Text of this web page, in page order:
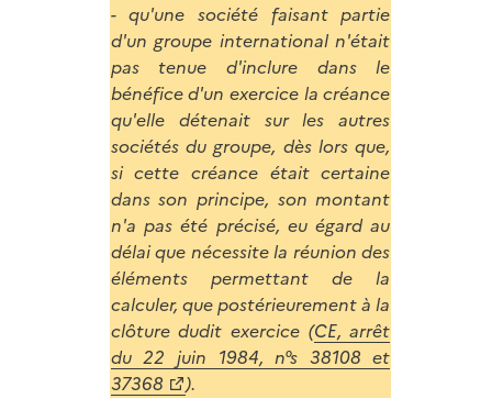
- qu'une société faisant partie
d'un groupe international n'était
pas tenue d'inclure dans le
bénéfice d'un exercice la créance
qu'elle détenait sur les autres
sociétés du groupe, dès lors que,
si cette créance était certaine
dans son principe, son montant
n'a pas été précisé, eu égard au
délai que nécessite la réunion des
éléments permettant de la
calculer, que postérieurement à la
clôture dudit exercice (CE, arrêt
du 22 juin 1984, n°s 38108 et
37368
).